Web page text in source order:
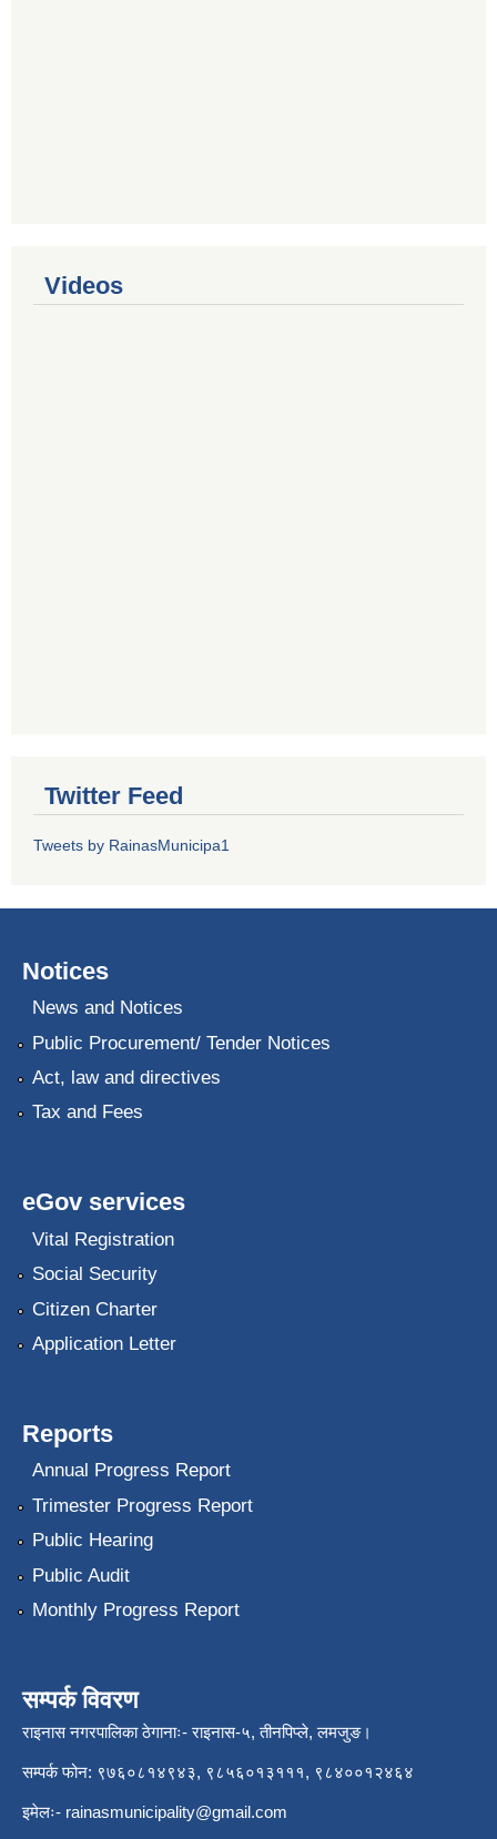
Videos
Twitter Feed
Tweets by RainasMunicipa1
Notices
News and Notices
Public Procurement/ Tender Notices
Act, law and directives
Tax and Fees
eGov services
Vital Registration
Social Security
Citizen Charter
Application Letter
Reports
Annual Progress Report
Trimester Progress Report
Public Hearing
Public Audit
Monthly Progress Report
सम्पर्क विवरण
राइनास नगरपालिका ठेगानाः- राइनास-५, तीनपिप्ले, लमजुङ।
सम्पर्क फोन: ९७६०८१४९४३, ९८५६०१३१११, ९८४००१२४६४
इमेलः- rainasmunicipality@gmail.com